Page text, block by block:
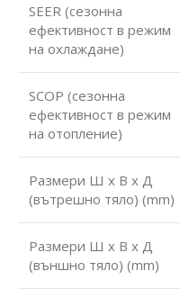
SEER (сезонна
ефективност в режим
на охлаждане)
SCOP (сезонна
ефективност в режим
на отопление)
Размери Ш х В х Д
(вътрешно тяло) (mm)
Размери Ш х В х Д
(външно тяло) (mm)